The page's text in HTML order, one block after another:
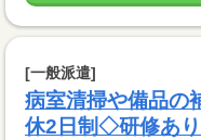
[一般派遣]
病室清掃や備品の
休2日制◇研修あり